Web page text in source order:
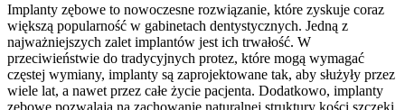
Implanty zębowe to nowoczesne rozwiązanie, które zyskuje coraz
większą popularność w gabinetach dentystycznych. Jedną z
najważniejszych zalet implantów jest ich trwałość. W
przeciwieństwie do tradycyjnych protez, które mogą wymagać
częstej wymiany, implanty są zaprojektowane tak, aby służyły przez
wiele lat, a nawet przez całe życie pacjenta. Dodatkowo, implanty
zębowe pozwalają na zachowanie naturalnej struktury kości szczęki,